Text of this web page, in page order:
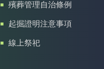
殯葬管理自治條例
起掘證明注意事項
線上祭祀